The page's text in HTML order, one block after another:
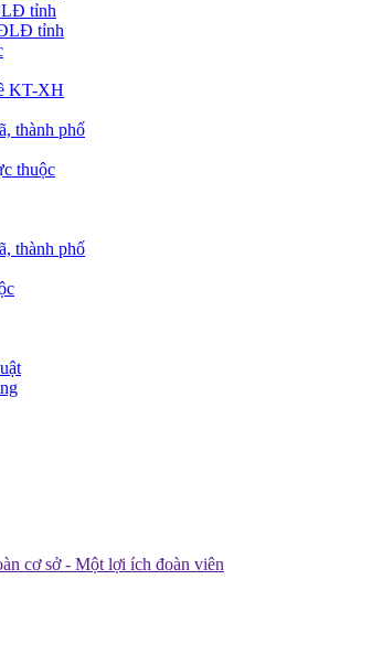
tỉnh
tỉnh
KT-XH
thành phố
thuộc
thành phố
cơ sở - Một lợi ích đoàn viên